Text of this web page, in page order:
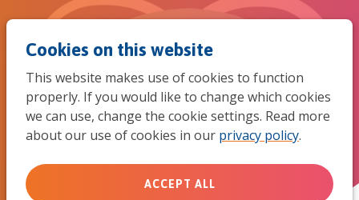
Cookies on this website
This website makes use of cookies to function
properly. If you would like to change which cookies
we can use, change the cookie settings. Read more
about our use of cookies in our privacy policy.
ACCEPT ALL
‘Laten we ons nog raken door
Gods hart voor de wereld?’